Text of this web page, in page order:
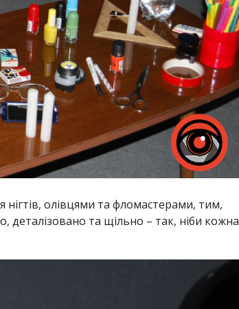
олівцями та фломастерами, тим,
та щільно – так, ніби кожна